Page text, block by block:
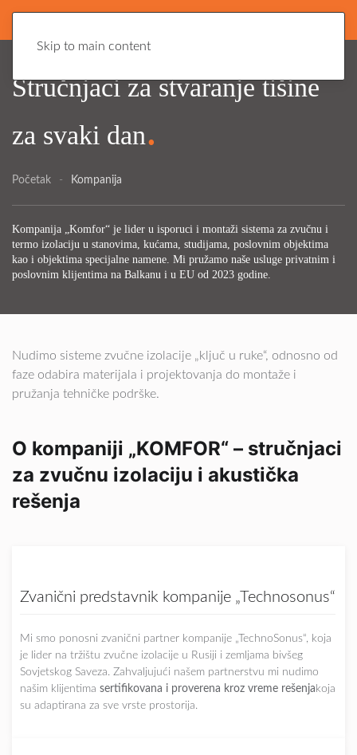
Skip to main content
Stručnjaci za stvaranje tišine
za svaki dan.
Početak Kompanija
Kompanija „Komfor“ je lider u isporuci i montaži sistema za zvučnu i
termo izolaciju u stanovima, kućama, studijama, poslovnim objektima
kao i objektima specijalne namene. Mi pružamo naše usluge privatnim i
poslovnim klijentima na Balkanu i u EU od 2023 godine.
Nudimo sisteme zvučne izolacije „ključ u ruke“, odnosno od
faze odabira materijala i projektovanja do montaže i
pružanja tehničke podrške.
O kompaniji „KOMFOR“ – stručnjaci
za zvučnu izolaciju i akustička
rešenja
Zvanični predstavnik kompanije „Technosonus“
Mi smo ponosni zvanični partner kompanije „TechnoSonus“, koja
je lider na tržištu zvučne izolacije u Rusiji i zemljama bivšeg
Sovjetskog Saveza. Zahvaljujući našem partnerstvu mi nudimo
našim klijentima sertifikovana i proverena kroz vreme rešenja koja
su adaptirana za sve vrste prostorija.